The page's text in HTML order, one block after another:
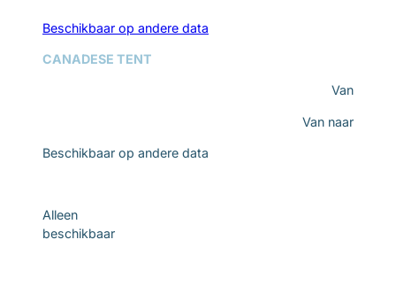
Beschikbaar op andere data
CANADESE TENT
Van
Van naar
Beschikbaar op andere data
Alleen
beschikbaar